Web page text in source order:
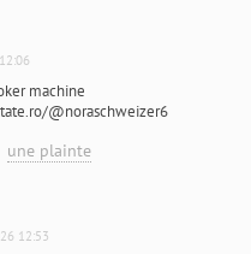
machine
@noraschweizer6
une plainte
12:53